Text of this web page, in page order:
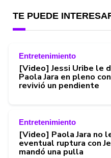
TE PUEDE
Entretenimiento
[Video] Jessi Uribe le
Paola Jara en pleno
revivió un pendiente
Entretenimiento
[Video] Paola Jara no
eventual ruptura con
mandó una pulla